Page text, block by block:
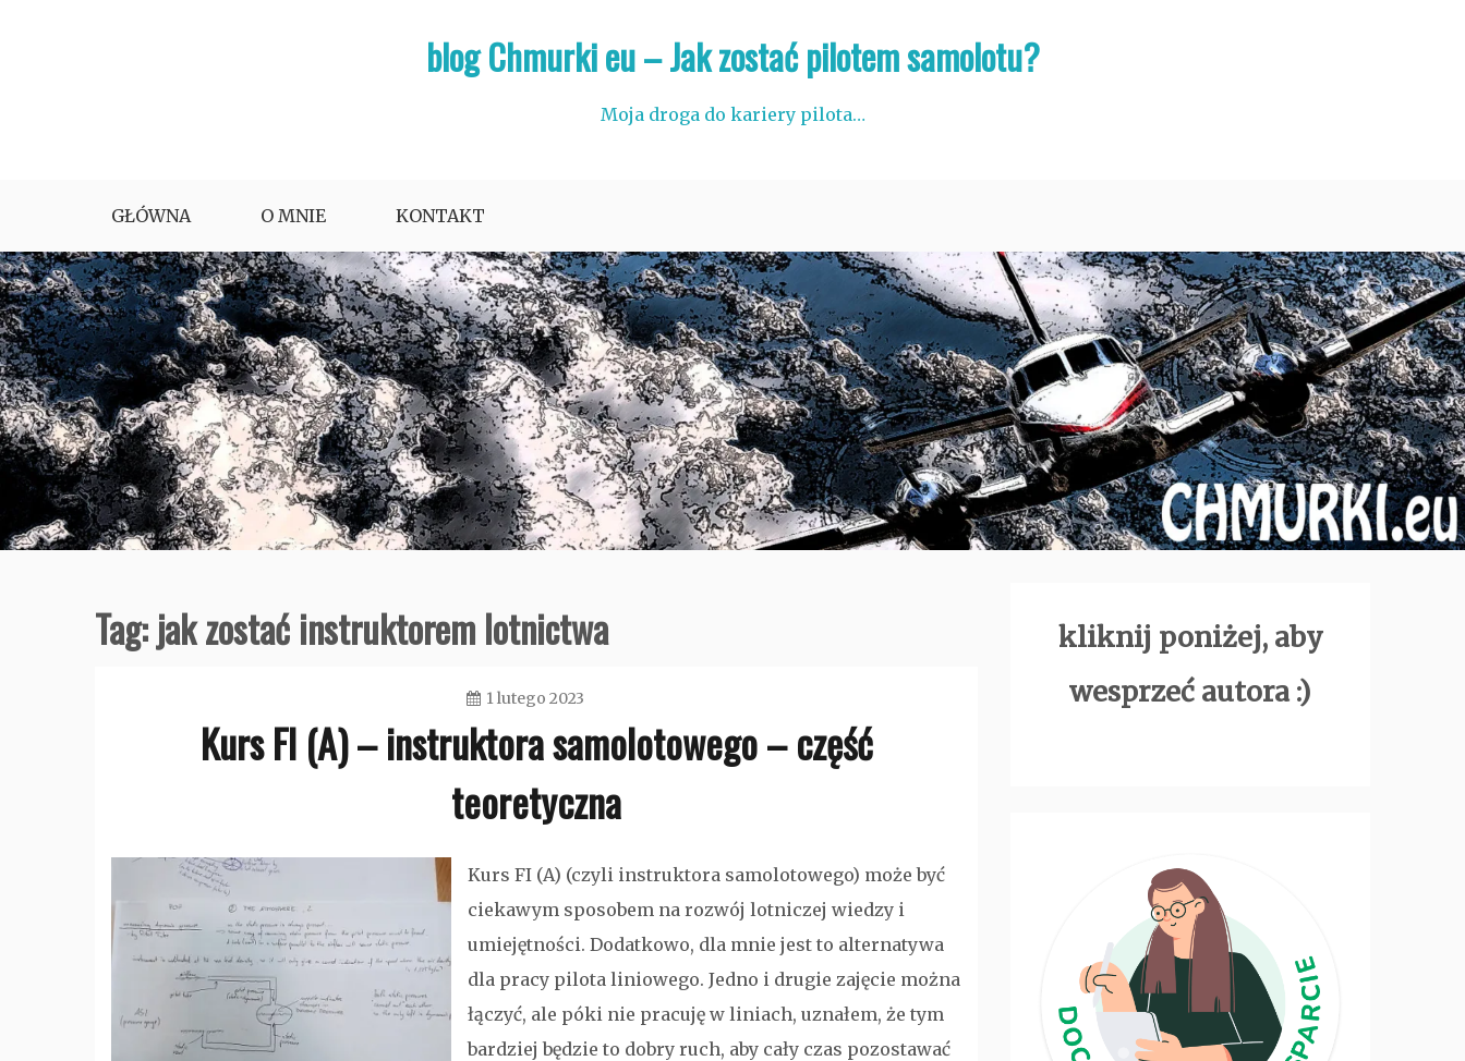
blog Chmurki eu – Jak zostać pilotem samolotu?
Moja droga do kariery pilota…
GŁÓWNA O MNIE KONTAKT
Tag:jak zostać instruktorem lotnictwa
1 lutego 2023
admin
Kurs FI (A) – instruktora samolotowego – część
teoretyczna
kategorii
Kurs FI (A) (czyli instruktora samolotowego) może być
ciekawym sposobem na rozwój lotniczej wiedzy i
umiejętności. Dodatkowo, dla mnie jest to alternatywa
dla pracy pilota liniowego. Jedno i drugie zajęcie można
łączyć, ale póki nie pracuję w liniach, uznałem, że tym
bardziej będzie to dobry ruch, aby cały czas pozostawać
kliknij poniżej, aby
wesprzeć autora :)